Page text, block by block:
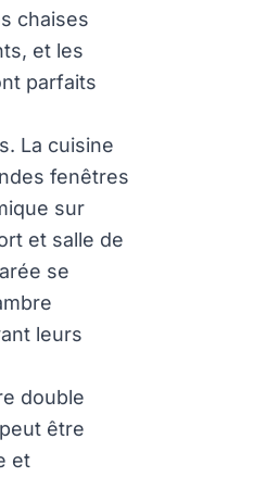
chaises
et les
parfaits
La cuisine
fenêtres
sur
et salle de
se
leurs
double
être
et